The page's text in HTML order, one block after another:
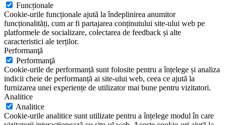
Funcționale
Cookie-urile funcționale ajută la îndeplinirea anumitor
funcționalități, cum ar fi partajarea conținutului site-ului web pe
platformele de socializare, colectarea de feedback și alte
caracteristici ale terților.
Performanţă
Performanţă
Cookie-urile de performanță sunt folosite pentru a înțelege și analiza
indicii cheie de performanță ai site-ului web, ceea ce ajută la
furnizarea unei experiențe de utilizator mai bune pentru vizitatori.
Analitice
Analitice
Cookie-urile analitice sunt utilizate pentru a înțelege modul în care